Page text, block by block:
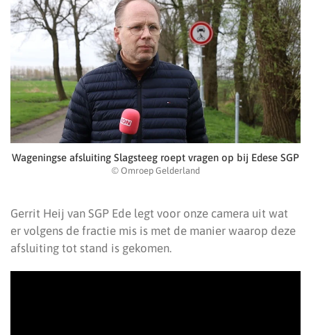
Wageningse afsluiting Slagsteeg roept vragen op bij Edese SGP
© Omroep Gelderland
Gerrit Heij van SGP Ede legt voor onze camera uit wat
er volgens de fractie mis is met de manier waarop deze
afsluiting tot stand is gekomen.